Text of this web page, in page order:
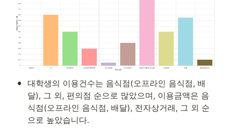
• 대학생의 이용건수는 음식점(오프라인 음식점, 배
달), 그 외, 편의점 순으로 많았으며, 이용금액은 음
식점(오프라인 음식점, 배달), 전자상거래, 그 외 순
으로 높았습니다.